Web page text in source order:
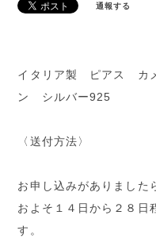
通報する
イタリア製 ピアス カ
ン シルバー925
〈送付方法〉
お申し込みがありました
およそ１４日から２８日
す。